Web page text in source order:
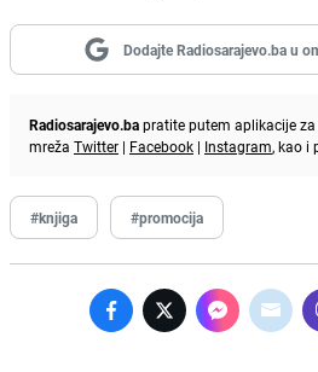
Dodajte Radiosarajevo.ba u
Radiosarajevo.bapratite putem aplikacije za
mreža Twitter | Facebook | Instagram, kao i
#knjiga #promocija